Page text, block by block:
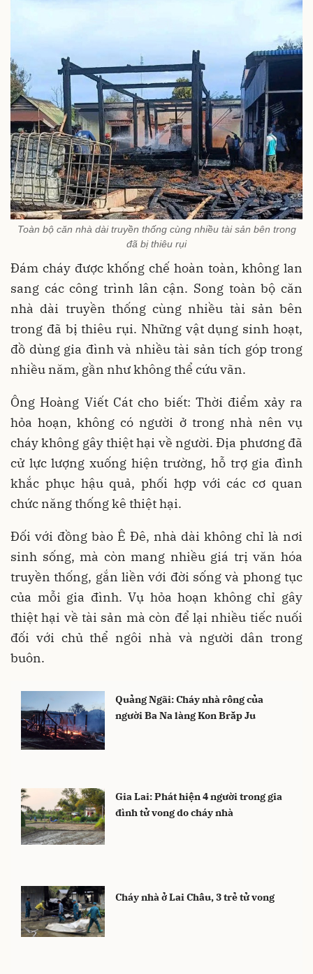
Toàn bộ căn nhà dài truyền thống cùng nhiều tài sản bên trong
đã bị thiêu rụi
Đám cháy được khống chế hoàn toàn, không lan
sang các công trình lân cận. Song toàn bộ căn
nhà dài truyền thống cùng nhiều tài sản bên
trong đã bị thiêu rụi. Những vật dụng sinh hoạt,
đồ dùng gia đình và nhiều tài sản tích góp trong
nhiều năm, gần như không thể cứu vãn.
Ông Hoàng Viết Cát cho biết: Thời điểm xảy ra
hỏa hoạn, không có người ở trong nhà nên vụ
cháy không gây thiệt hại về người. Địa phương đã
cử lực lượng xuống hiện trường, hỗ trợ gia đình
khắc phục hậu quả, phối hợp với các cơ quan
chức năng thống kê thiệt hại.
Đối với đồng bào Ê Đê, nhà dài không chỉ là nơi
sinh sống, mà còn mang nhiều giá trị văn hóa
truyền thống, gắn liền với đời sống và phong tục
của mỗi gia đình. Vụ hỏa hoạn không chỉ gây
thiệt hại về tài sản mà còn để lại nhiều tiếc nuối
đối với chủ thể ngôi nhà và người dân trong
buôn.
Quảng Ngãi: Cháy nhà rông của
người Ba Na làng Kon Brăp Ju
Gia Lai: Phát hiện 4 người trong gia
đình tử vong do cháy nhà
Cháy nhà ở Lai Châu, 3 trẻ tử vong